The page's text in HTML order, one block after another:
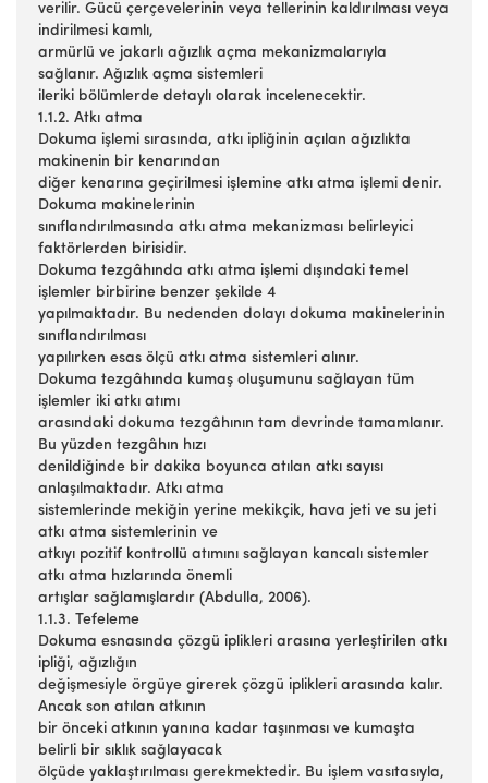
verilir. Gücü çerçevelerinin veya tellerinin kaldırılması veya
indirilmesi kamlı,
armürlü ve jakarlı ağızlık açma mekanizmalarıyla
sağlanır. Ağızlık açma sistemleri
ileriki bölümlerde detaylı olarak incelenecektir.
1.1.2. Atkı atma
Dokuma işlemi sırasında, atkı ipliğinin açılan ağızlıkta
makinenin bir kenarından
diğer kenarına geçirilmesi işlemine atkı atma işlemi denir.
Dokuma makinelerinin
sınıflandırılmasında atkı atma mekanizması belirleyici
faktörlerden birisidir.
Dokuma tezgâhında atkı atma işlemi dışındaki temel
işlemler birbirine benzer şekilde 4
yapılmaktadır. Bu nedenden dolayı dokuma makinelerinin
sınıflandırılması
yapılırken esas ölçü atkı atma sistemleri alınır.
Dokuma tezgâhında kumaş oluşumunu sağlayan tüm
işlemler iki atkı atımı
arasındaki dokuma tezgâhının tam devrinde tamamlanır.
Bu yüzden tezgâhın hızı
denildiğinde bir dakika boyunca atılan atkı sayısı
anlaşılmaktadır. Atkı atma
sistemlerinde mekiğin yerine mekikçik, hava jeti ve su jeti
atkı atma sistemlerinin ve
atkıyı pozitif kontrollü atımını sağlayan kancalı sistemler
atkı atma hızlarında önemli
artışlar sağlamışlardır (Abdulla, 2006).
1.1.3. Tefeleme
Dokuma esnasında çözgü iplikleri arasına yerleştirilen atkı
ipliği, ağızlığın
değişmesiyle örgüye girerek çözgü iplikleri arasında kalır.
Ancak son atılan atkının
bir önceki atkının yanına kadar taşınması ve kumaşta
belirli bir sıklık sağlayacak
ölçüde yaklaştırılması gerekmektedir. Bu işlem vasıtasıyla,